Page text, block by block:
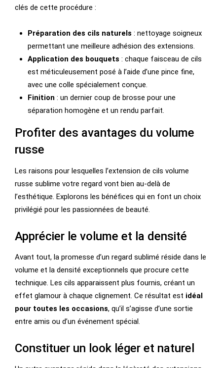
clés de cette procédure :
Préparation des cils naturels : nettoyage soigneux
permettant une meilleure adhésion des extensions.
Application des bouquets : chaque faisceau de cils
est méticuleusement posé à l’aide d’une pince fine,
avec une colle spécialement conçue.
Finition : un dernier coup de brosse pour une
séparation homogène et un rendu parfait.
Profiter des avantages du volume
russe
Les raisons pour lesquelles l’extension de cils volume
russe sublime votre regard vont bien au-delà de
l’esthétique. Explorons les bénéfices qui en font un choix
privilégié pour les passionnées de beauté.
Apprécier le volume et la densité
Avant tout, la promesse d’un regard sublimé réside dans le
volume et la densité exceptionnels que procure cette
technique. Les cils apparaissent plus fournis, créant un
effet glamour à chaque clignement. Ce résultat est idéal
pour toutes les occasions, qu’il s’agisse d’une sortie
entre amis ou d’un événement spécial.
Constituer un look léger et naturel